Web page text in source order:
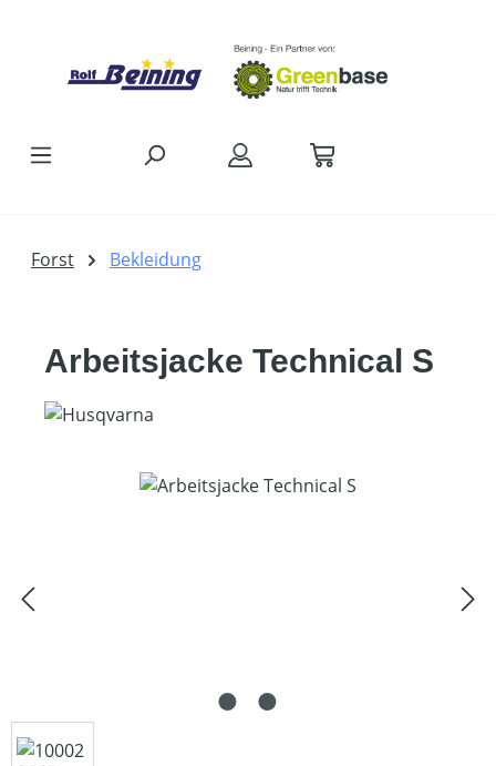
Forst Bekleidung
Arbeitsjacke Technical S
Bildergalerie überspringen